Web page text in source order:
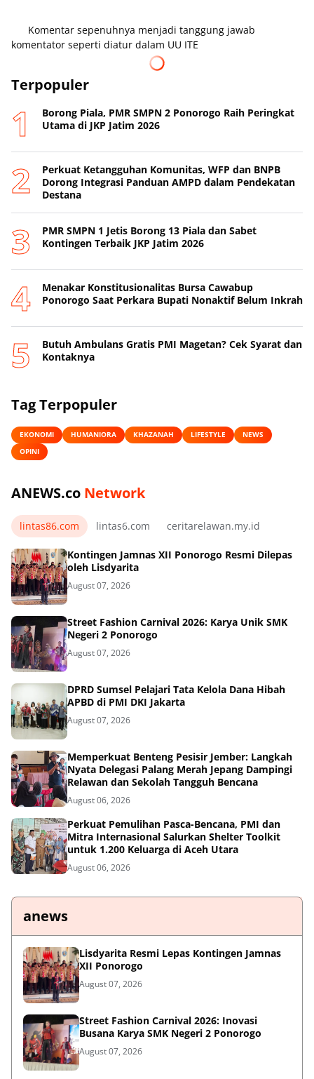
Komentar sepenuhnya menjadi tanggung jawab
komentator seperti diatur dalam UU ITE
Terpopuler
Borong Piala, PMR SMPN 2 Ponorogo Raih Peringkat
Utama di JKP Jatim 2026
Perkuat Ketangguhan Komunitas, WFP dan BNPB
Dorong Integrasi Panduan AMPD dalam Pendekatan
Destana
PMR SMPN 1 Jetis Borong 13 Piala dan Sabet
Kontingen Terbaik JKP Jatim 2026
Menakar Konstitusionalitas Bursa Cawabup
Ponorogo Saat Perkara Bupati Nonaktif Belum Inkrah
Butuh Ambulans Gratis PMI Magetan? Cek Syarat dan
Kontaknya
Tag Terpopuler
EKONOMI HUMANIORA KHAZANAH LIFESTYLE
NEWS
OPINI
ANEWS.co Network
lintas86.com lintas6.com ceritarelawan.my.id
Kontingen Jamnas XII Ponorogo Resmi Dilepas
oleh Lisdyarita
August 07, 2026
Street Fashion Carnival 2026: Karya Unik SMK
Negeri 2 Ponorogo
August 07, 2026
DPRD Sumsel Pelajari Tata Kelola Dana Hibah
APBD di PMI DKI Jakarta
August 07, 2026
Memperkuat Benteng Pesisir Jember: Langkah
Nyata Delegasi Palang Merah Jepang Dampingi
Relawan dan Sekolah Tangguh Bencana
August 06, 2026
Perkuat Pemulihan Pasca-Bencana, PMI dan
Mitra Internasional Salurkan Shelter Toolkit
untuk 1.200 Keluarga di Aceh Utara
August 06, 2026
anews
Lisdyarita Resmi Lepas Kontingen Jamnas
XII Ponorogo
August 07, 2026
Street Fashion Carnival 2026: Inovasi
Busana Karya SMK Negeri 2 Ponorogo
August 07, 2026